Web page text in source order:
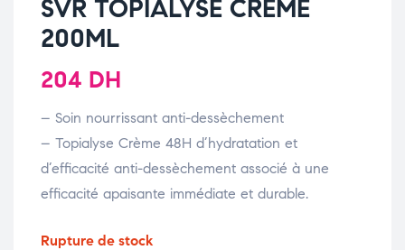
SVR TOPIALYSE CREME
200ML
204 DH
– Soin nourrissant anti-dessèchement
– Topialyse Crème 48H d’hydratation et
d’efficacité anti-dessèchement associé à une
efficacité apaisante immédiate et durable.
Rupture de stock